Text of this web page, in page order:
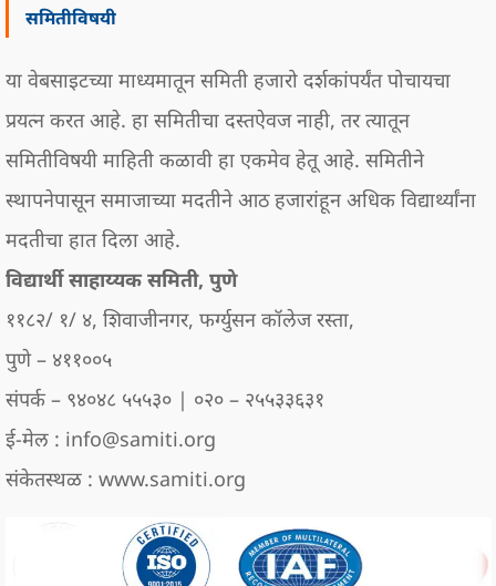
समितीविषयी
या वेबसाइटच्या माध्यमातून समिती हजारो दर्शकांपर्यंत पोचायचा
प्रयत्न करत आहे. हा समितीचा दस्तऐवज नाही, तर त्यातून
समितीविषयी माहिती कळावी हा एकमेव हेतू आहे. समितीने
स्थापनेपासून समाजाच्या मदतीने आठ हजारांहून अधिक विद्यार्थ्यांना
मदतीचा हात दिला आहे.
विद्यार्थी साहाय्यक समिती, पुणे
११८२/ १/ ४, शिवाजीनगर, फर्ग्युसन कॉलेज रस्ता,
पुणे – ४११००५
संपर्क – ९४०४८ ५५५३० | ०२० – २५५३३६३१
ई-मेल : info@samiti.org
संकेतस्थळ : www.samiti.org